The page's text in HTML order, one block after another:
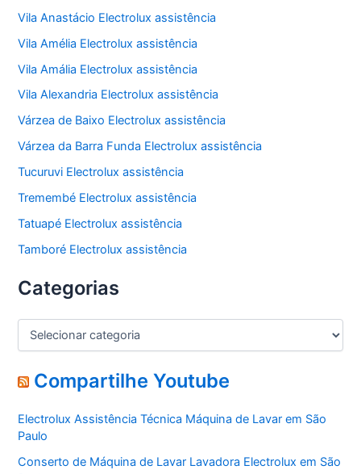
Vila Anastácio Electrolux assistência
Vila Amélia Electrolux assistência
Vila Amália Electrolux assistência
Vila Alexandria Electrolux assistência
Várzea de Baixo Electrolux assistência
Várzea da Barra Funda Electrolux assistência
Tucuruvi Electrolux assistência
Tremembé Electrolux assistência
Tatuapé Electrolux assistência
Tamboré Electrolux assistência
Categorias
C
e
g
r
i
a
s
Compartilhe Youtube
Electrolux Assistência Técnica Máquina de Lavar em São
Paulo
Conserto de Máquina de Lavar Lavadora Electrolux em São